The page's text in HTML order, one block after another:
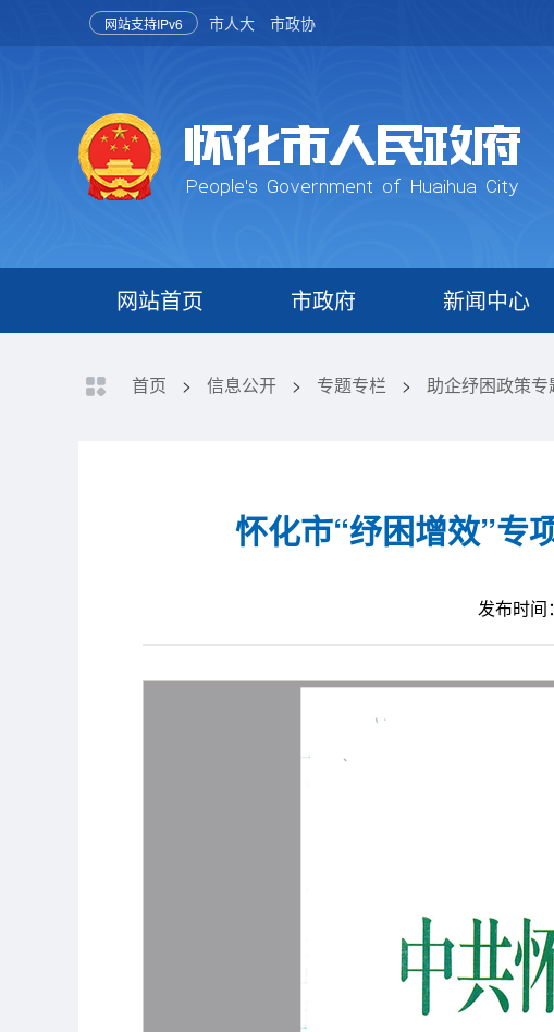
网站支持IPv6 市人大 市政协
网站首页 市政府 新闻中心
首页 > 信息公开 > 专题专栏 > 助企纾困政策专
怀化市“纾困增效”专
发布时间